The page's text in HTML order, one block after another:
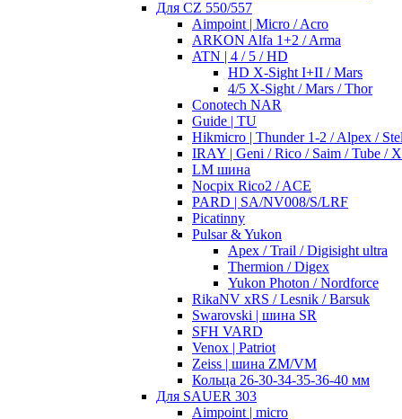
Для CZ 550/557
Aimpoint | Micro / Acro
ARKON Alfa 1+2 / Arma
ATN | 4 / 5 / HD
HD X-Sight I+II / Mars
4/5 X-Sight / Mars / Thor
Conotech NAR
Guide | TU
Hikmicro | Thunder 1-2 / Alpex /
IRAY | Geni / Rico / Saim / Tube /
LM шина
Nocpix Rico2 / ACE
PARD | SA/NV008/S/LRF
Picatinny
Pulsar & Yukon
Apex / Trail / Digisight ultra
Thermion / Digex
Yukon Photon / Nordforce
RikaNV xRS / Lesnik / Barsuk
Swarovski | шина SR
SFH VARD
Venox | Patriot
Zeiss | шина ZM/VM
Кольца 26-30-34-35-36-40 мм
Для SAUER 303
Aimpoint | micro